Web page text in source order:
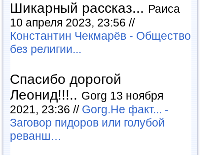
Шикарный рассказ... Раиса
10 апреля 2023, 23:56 //
Константин Чекмарёв - Общество
без религии...
Спасибо дорогой
Леонид!!!.. Gorg 13 ноября
2021, 23:36 // Gorg.Не факт... -
Заговор пидоров или голубой
реванш…